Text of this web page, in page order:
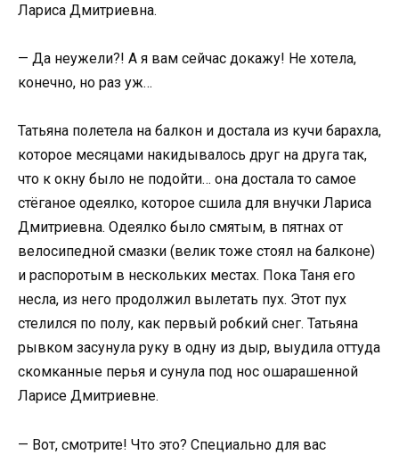
Лариса Дмитриевна.
— Да неужели?! А я вам сейчас докажу! Не хотела,
конечно, но раз уж…
Татьяна полетела на балкон и достала из кучи барахла,
которое месяцами накидывалось друг на друга так,
что к окну было не подойти… она достала то самое
стёганое одеялко, которое сшила для внучки Лариса
Дмитриевна. Одеялко было смятым, в пятнах от
велосипедной смазки (велик тоже стоял на балконе)
и распоротым в нескольких местах. Пока Таня его
несла, из него продолжил вылетать пух. Этот пух
стелился по полу, как первый робкий снег. Татьяна
рывком засунула руку в одну из дыр, выудила оттуда
скомканные перья и сунула под нос ошарашенной
Ларисе Дмитриевне.
— Вот, смотрите! Что это? Специально для вас